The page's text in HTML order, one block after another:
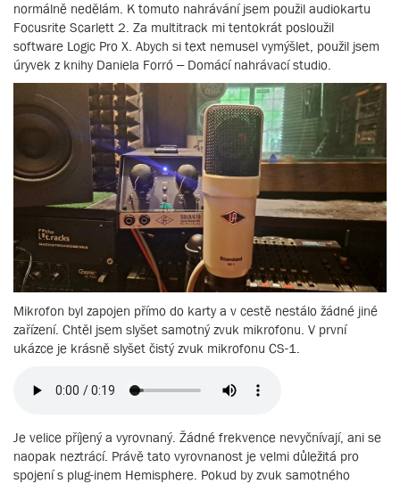
normálně nedělám. K tomuto nahrávání jsem použil audiokartu
Focusrite Scarlett 2. Za multitrack mi tentokrát posloužil
software Logic Pro X. Abych si text nemusel vymýšlet, použil jsem
úryvek z knihy Daniela Forró – Domácí nahrávací studio.
Mikrofon byl zapojen přímo do karty a v cestě nestálo žádné jiné
zařízení. Chtěl jsem slyšet samotný zvuk mikrofonu. V první
ukázce je krásně slyšet čistý zvuk mikrofonu CS-1.
Je velice příjený a vyrovnaný. Žádné frekvence nevyčnívají, ani se
naopak neztrácí. Právě tato vyrovnanost je velmi důležitá pro
spojení s plug-inem Hemisphere. Pokud by zvuk samotného